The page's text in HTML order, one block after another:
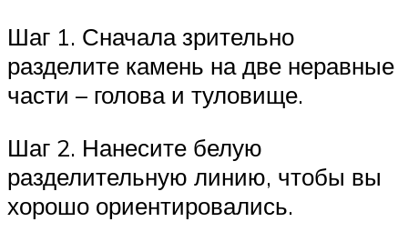
Шаг 1. Сначала зрительно
разделите камень на две неравные
части – голова и туловище.
Шаг 2. Нанесите белую
разделительную линию, чтобы вы
хорошо ориентировались.